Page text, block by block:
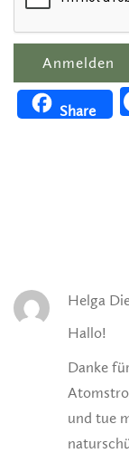
Share
Helga
Hallo!
Danke
und tue